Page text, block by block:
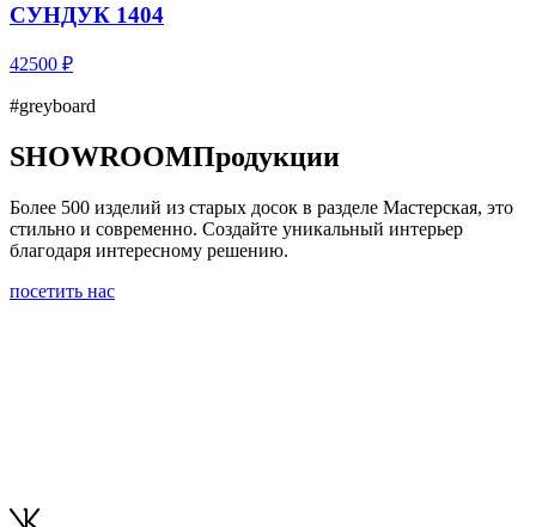
СУНДУК 1404
42500 ₽
#greyboard
SHOWROOMПродукции
Более 500 изделий из старых досок в разделе Мастерская, это
стильно и современно. Создайте уникальный интерьер
благодаря интересному решению.
посетить нас